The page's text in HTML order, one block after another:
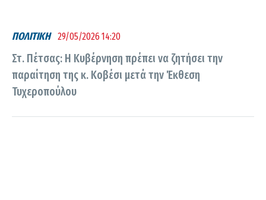
ΠΟΛΙΤΙΚΗ 29/05/2026 14:20
Στ. Πέτσας: Η Κυβέρνηση πρέπει να ζητήσει την
παραίτηση της κ. Κοβέσι μετά την Έκθεση
Τυχεροπούλου